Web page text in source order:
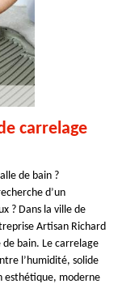
carrelage
de bain ?
d’un
? Dans la ville de
Artisan Richard
bain. Le carrelage
l’humidité, solide
esthétique, moderne